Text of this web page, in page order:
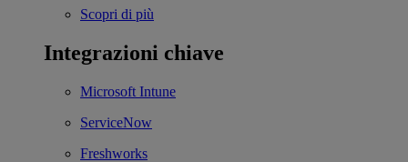
Scopri di più
Integrazioni chiave
Microsoft Intune
ServiceNow
Freshworks